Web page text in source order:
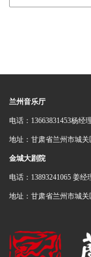
兰州音乐厅
电话：13663831453杨经
地址：甘肃省兰州市城关
金城大剧院
电话：13893241065 姜经
地址：甘肃省兰州市城关